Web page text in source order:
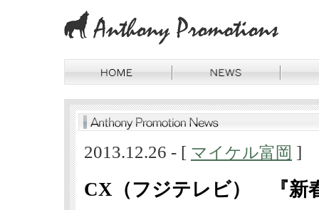
2013.12.26 - [ マイケル富岡 ]
CX（フジテレビ） 『新